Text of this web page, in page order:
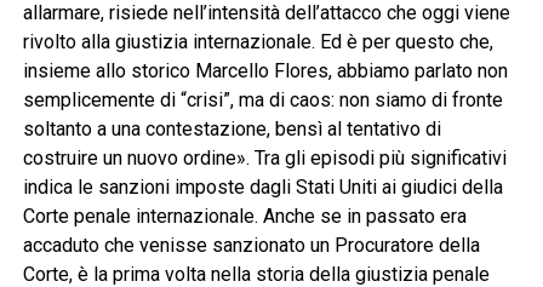
allarmare, risiede nell’intensità dell’attacco che oggi viene
rivolto alla giustizia internazionale. Ed è per questo che,
insieme allo storico Marcello Flores, abbiamo parlato non
semplicemente di “crisi”, ma di caos: non siamo di fronte
soltanto a una contestazione, bensì al tentativo di
costruire un nuovo ordine». Tra gli episodi più significativi
indica le sanzioni imposte dagli Stati Uniti ai giudici della
Corte penale internazionale. Anche se in passato era
accaduto che venisse sanzionato un Procuratore della
Corte, è la prima volta nella storia della giustizia penale